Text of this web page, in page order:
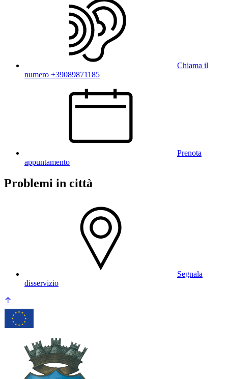
Chiama il
numero +39089871185
Prenota
appuntamento
Problemi in città
Segnala
disservizio